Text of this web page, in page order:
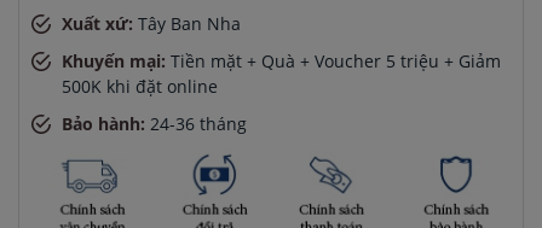
Anh Tuấn
-ở Bình Dương đã mua bếp điện từ cách đây 45
phút
Xuất xứ: Tây Ban Nha
Khuyến mại: Tiền mặt + Quà + Voucher 5 triệu + Giảm
500K khi đặt online
Bảo hành: 24-36 tháng